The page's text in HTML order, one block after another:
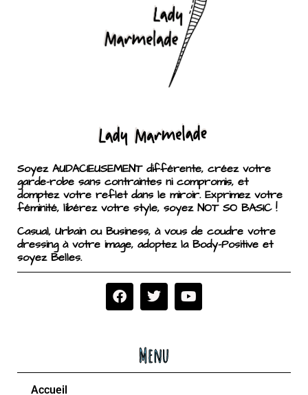
Soyez AUDACIEUSEMENT différente, créez votre
garde-robe sans contraintes ni compromis, et
domptez votre reflet dans le miroir. Exprimez votre
féminité, libérez votre style, soyez NOT SO BASIC !
Casual, Urbain ou Business, à vous de coudre votre
dressing à votre image, adoptez la Body-Positive et
soyez Belles.
Menu
Accueil